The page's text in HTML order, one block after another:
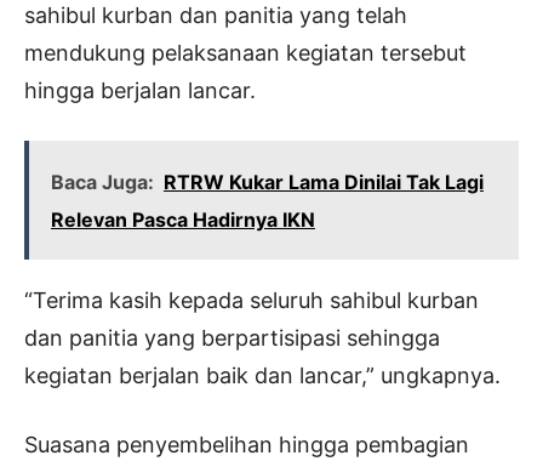
sahibul kurban dan panitia yang telah
mendukung pelaksanaan kegiatan tersebut
hingga berjalan lancar.
Baca Juga: RTRW Kukar Lama Dinilai Tak Lagi
Relevan Pasca Hadirnya IKN
“Terima kasih kepada seluruh sahibul kurban
dan panitia yang berpartisipasi sehingga
kegiatan berjalan baik dan lancar,” ungkapnya.
Suasana penyembelihan hingga pembagian